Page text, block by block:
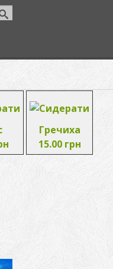
Гречиха
15.00 грн